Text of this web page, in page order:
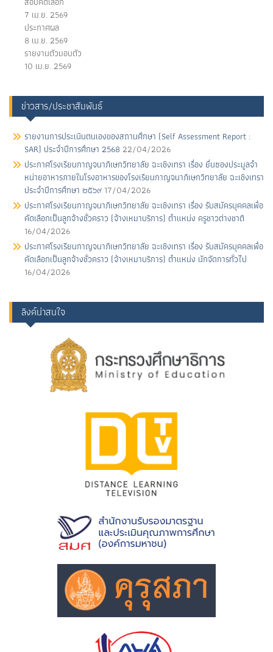
7 เม.ย. 2569
ประกาศผล
8 เม.ย. 2569
รายงานตัวมอบตัว
10 เม.ย. 2569
ข่าวสาร/ประชาสัมพันธ์
รายงานการประเนินตนเองของสถานศึกษา (Self Assessment Report :
SAR) ประจำปีการศึกษา 2568 22/04/2026
ประกาศโรงเรียนกาญจนาภิเษกวิทยาลัย ฉะเชิงเทรา เรื่อง ยื่นซองประมูลจํา
หน่ายอาหารภายในโรงอาหารของโรงเรียนกาญจนาภิเษกวิทยาลัย ฉะเชิงเทรา
ประจําปีการศึกษา ๒๕๖๙ 17/04/2026
ประกาศโรงเรียนกาญจนาภิเษกวิทยาลัย ฉะเชิงเทรา เรื่อง รับสมัครบุคคลเพื่อ
คัดเลือกเป็นลูกจ้างชั่วคราว (จ้างเหมาบริการ) ตําแหน่ง ครูชาวต่างชาติ
16/04/2026
ประกาศโรงเรียนกาญจนาภิเษกวิทยาลัย ฉะเชิงเทรา เรื่อง รับสมัครบุคคลเพื่อ
คัดเลือกเป็นลูกจ้างชั่วคราว (จ้างเหมาบริการ) ตําแหน่ง นักจัดการทั่วไป
16/04/2026
ลิงค์น่าสนใจ